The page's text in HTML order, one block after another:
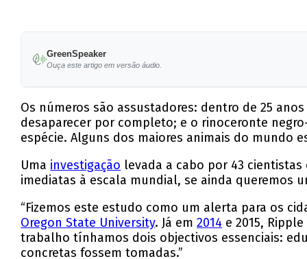
GreenSpeaker
Ouça este artigo em versão áudio.
Os números são assustadores: dentro de 25
desaparecer por completo; e o rinoceronte
espécie. Alguns dos maiores animais do mundo
Uma investigação levada a cabo por 43
imediatas à escala mundial, se ainda queremos
“Fizemos este estudo como um alerta para os
Oregon State University. Já em2014 e 2015,
trabalho tínhamos dois objectivos essenciais:
concretas fossem tomadas.”